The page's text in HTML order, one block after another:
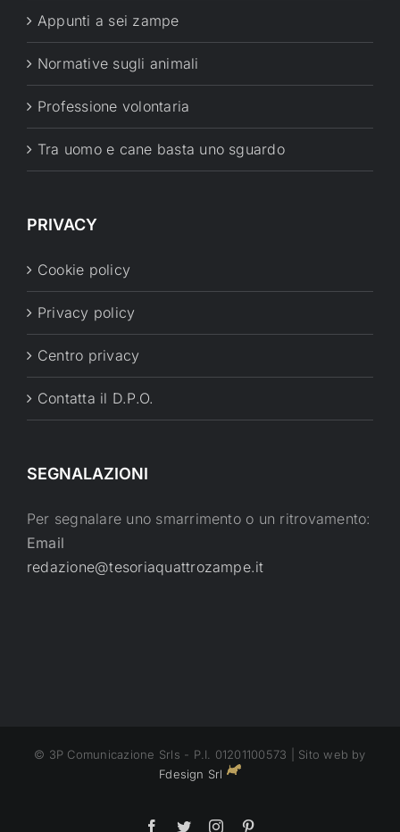
Appunti a sei zampe
Normative sugli animali
Professione volontaria
Tra uomo e cane basta uno sguardo
PRIVACY
Cookie policy
Privacy policy
Centro privacy
Contatta il D.P.O.
SEGNALAZIONI
Per segnalare uno smarrimento o un ritrovamento:
Email
redazione@tesoriaquattrozampe.it
© 3P Comunicazione Srls - P.I. 01201100573 | Sito web by
Fdesign Srl
Facebook
TwitterInstagram